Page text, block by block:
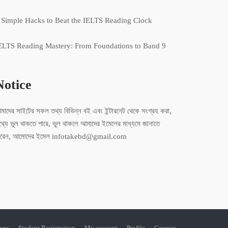
Hacks to Beat the IELTS Reading Clock
Reading Mastery: From Foundations to Band 9
সাইটের সকল তথ্য বিভিন্ন বই এবং ইন্টারনেট থেকে সংগ্রহ করা,
ভুল থাকতে পারে, ভুল থাকলে আমাদের ইমেলের মাধ্যমে জানাতে
আমোদের ইমেল infotakebd@gmail.com